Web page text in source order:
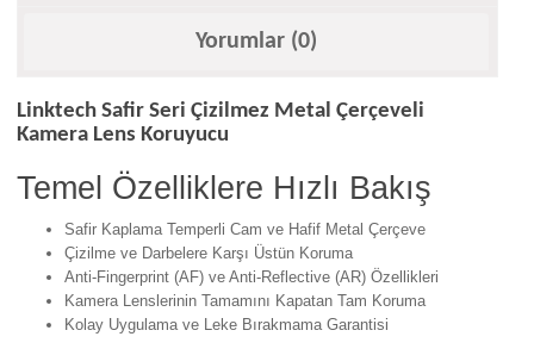
Yorumlar (0)
Linktech Safir Seri Çizilmez Metal Çerçeveli
Kamera Lens Koruyucu
Temel Özelliklere Hızlı Bakış
Safir Kaplama Temperli Cam ve Hafif Metal Çerçeve
Çizilme ve Darbelere Karşı Üstün Koruma
Anti-Fingerprint (AF) ve Anti-Reflective (AR) Özellikleri
Kamera Lenslerinin Tamamını Kapatan Tam Koruma
Kolay Uygulama ve Leke Bırakmama Garantisi